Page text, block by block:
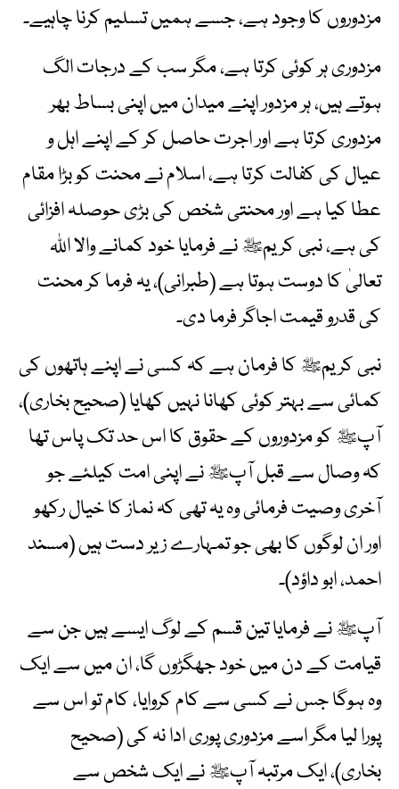
مزدوروں کا وجود ہے، جسے ہمیں تسلیم کرنا چاہیے۔
مزدوری ہر کوئی کرتا ہے، مگر سب کے درجات الگ
ہوتے ہیں، ہر مزدور اپنے میدان میں اپنی بساط بھر
مزدوری کرتا ہے اور اجرت حاصل کر کے اپنے اہل و
عیال کی کفالت کرتا ہے، اسلام نے محنت کو بڑا مقام
عطا کیا ہے اور محنتی شخص کی بڑی حوصلہ افزائی
کی ہے، نبی کریمﷺ نے فرمایا خود کمانے والا اللہ
تعالیٰ کا دوست ہوتا ہے (طبرانی)، یہ فرما کر محنت
کی قدرو قیمت اجاگر فرما دی۔
نبی کریمﷺ کا فرمان ہے کہ کسی نے اپنے ہاتھوں کی
کمائی سے بہتر کوئی کھانا نہیں کھایا (صحیح بخاری)،
آپﷺ کو مزدوروں کے حقوق کا اس حد تک پاس تھا
کہ وصال سے قبل آپﷺ نے اپنی امت کیلئے جو
آخری وصیت فرمائی وہ یہ تھی کہ نماز کا خیال رکھو
اور ان لوگوں کا بھی جو تمہارے زیر دست ہیں (مسند
احمد، ابو داؤد)۔
آپﷺ نے فرمایا تین قسم کے لوگ ایسے ہیں جن سے
قیامت کے دن میں خود جھگڑوں گا، ان میں سے ایک
وہ ہوگا جس نے کسی سے کام کروایا، کام تو اس سے
پورا لیا مگر اسے مزدوری پوری ادا نہ کی (صحیح
بخاری)، ایک مرتبہ آپﷺ نے ایک شخص سے